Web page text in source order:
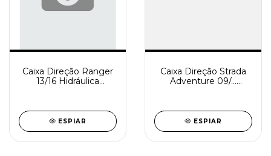
Caixa Direção Ranger
13/16 Hidráulica
ESPIAR
Caixa Direção Strada
Adventure 09/...
SD0843-0
ESPIAR